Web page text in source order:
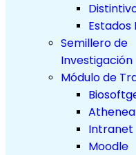
Estados
Semillero de
Investigación
Módulo de
Athenea
Intranet
Moodle